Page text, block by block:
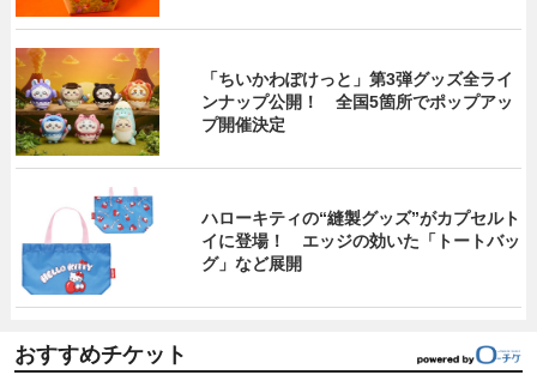
「ちいかわぽけっと」第3弾グッズ全ライ
ンナップ公開！ 全国5箇所でポップアッ
プ開催決定
ハローキティの“縫製グッズ”がカプセルト
イに登場！ エッジの効いた「トートバッ
グ」など展開
おすすめチケット